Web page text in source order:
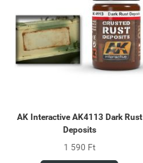
AK Interactive AK4113 Dark Rust
Deposits
1 590 Ft